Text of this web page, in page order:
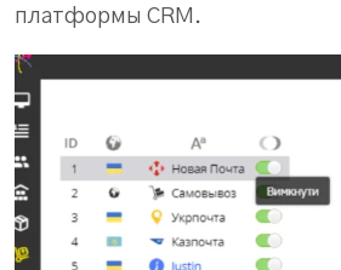
платформы CRM.